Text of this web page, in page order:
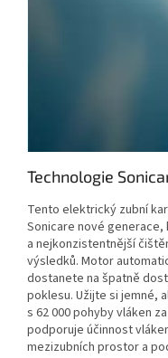
Technologie
Tento elektrický zubní
Sonicare nové
a nejkonzistentnější
výsledků. Motor
dostanete na špatně
poklesu. Užijte si jemné,
s 62 000 pohyby vláken
podporuje účinnost
mezizubních prostor a